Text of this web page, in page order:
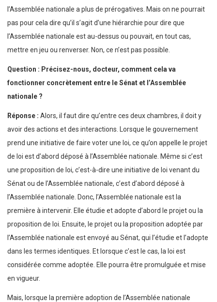
l’Assemblée nationale a plus de prérogatives. Mais on ne pourrait
pas pour cela dire qu’il s’agit d’une hiérarchie pour dire que
l’Assemblée nationale est au-dessus ou pouvait, en tout cas,
mettre en jeu ou renverser. Non, ce n’est pas possible.
Question : Précisez-nous, docteur, comment cela va
fonctionner concrètement entre le Sénat et l’Assemblée
nationale ?
Réponse : Alors, il faut dire qu’entre ces deux chambres, il doit y
avoir des actions et des interactions. Lorsque le gouvernement
prend une initiative de faire voter une loi, ce qu’on appelle le projet
de loi est d’abord déposé à l’Assemblée nationale. Même si c’est
une proposition de loi, c’est-à-dire une initiative de loi venant du
Sénat ou de l’Assemblée nationale, c’est d’abord déposé à
l’Assemblée nationale. Donc, l’Assemblée nationale est la
première à intervenir. Elle étudie et adopte d’abord le projet ou la
proposition de loi. Ensuite, le projet ou la proposition adoptée par
l’Assemblée nationale est envoyé au Sénat, qui l’étudie et l’adopte
dans les termes identiques. Et lorsque c’est le cas, la loi est
considérée comme adoptée. Elle pourra être promulguée et mise
en vigueur.
Mais, lorsque la première adoption de l’Assemblée nationale